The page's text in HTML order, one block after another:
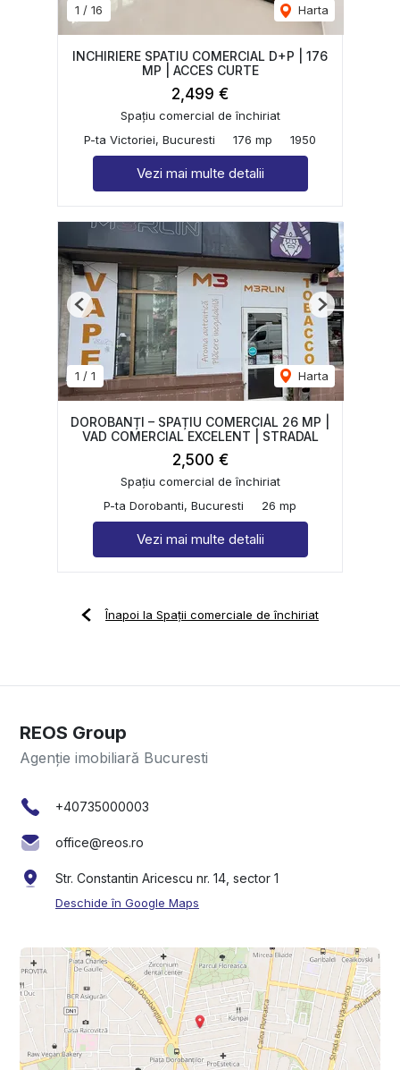
1 / 16 Harta
INCHIRIERE SPATIU COMERCIAL D+P | 176
MP | ACCES CURTE
2,499 €
Spațiu comercial de închiriat
P-ta Victoriei, Bucuresti
176 mp 1950
Vezi mai multe detalii
1 / 1 Harta
Previous Next
DOROBANȚI – SPAȚIU COMERCIAL 26 MP |
VAD COMERCIAL EXCELENT | STRADAL
2,500 €
Spațiu comercial de închiriat
P-ta Dorobanti, Bucuresti
26 mp
Vezi mai multe detalii
Înapoi la Spații comerciale de închiriat
REOS Group
Agenție imobiliară Bucuresti
+40735000003
office@reos.ro
Str. Constantin Aricescu nr. 14, sector 1
Deschide în Google Maps